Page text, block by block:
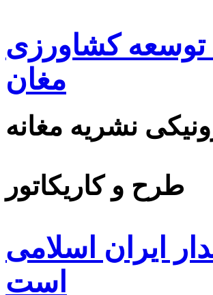
توسعه کشاورزی
مغان
نشریه مغانه
طرح و کاریکاتور
ایران اسلامی
است